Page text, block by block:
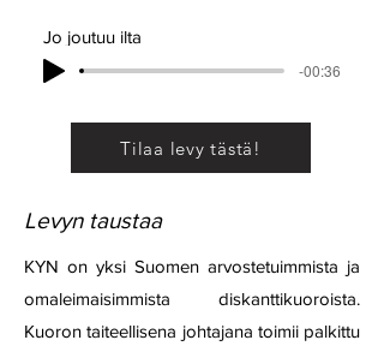
Jo joutuu ilta
-00:36
Tilaa levy tästä!
Levyn taustaa
KYN on yksi Suomen arvostetuimmista ja
omaleimaisimmista diskanttikuoroista.
Kuoron taiteellisena johtajana toimii palkittu